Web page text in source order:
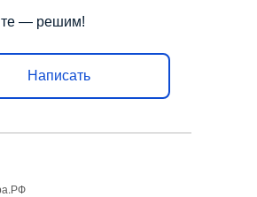
— решим!
Написать